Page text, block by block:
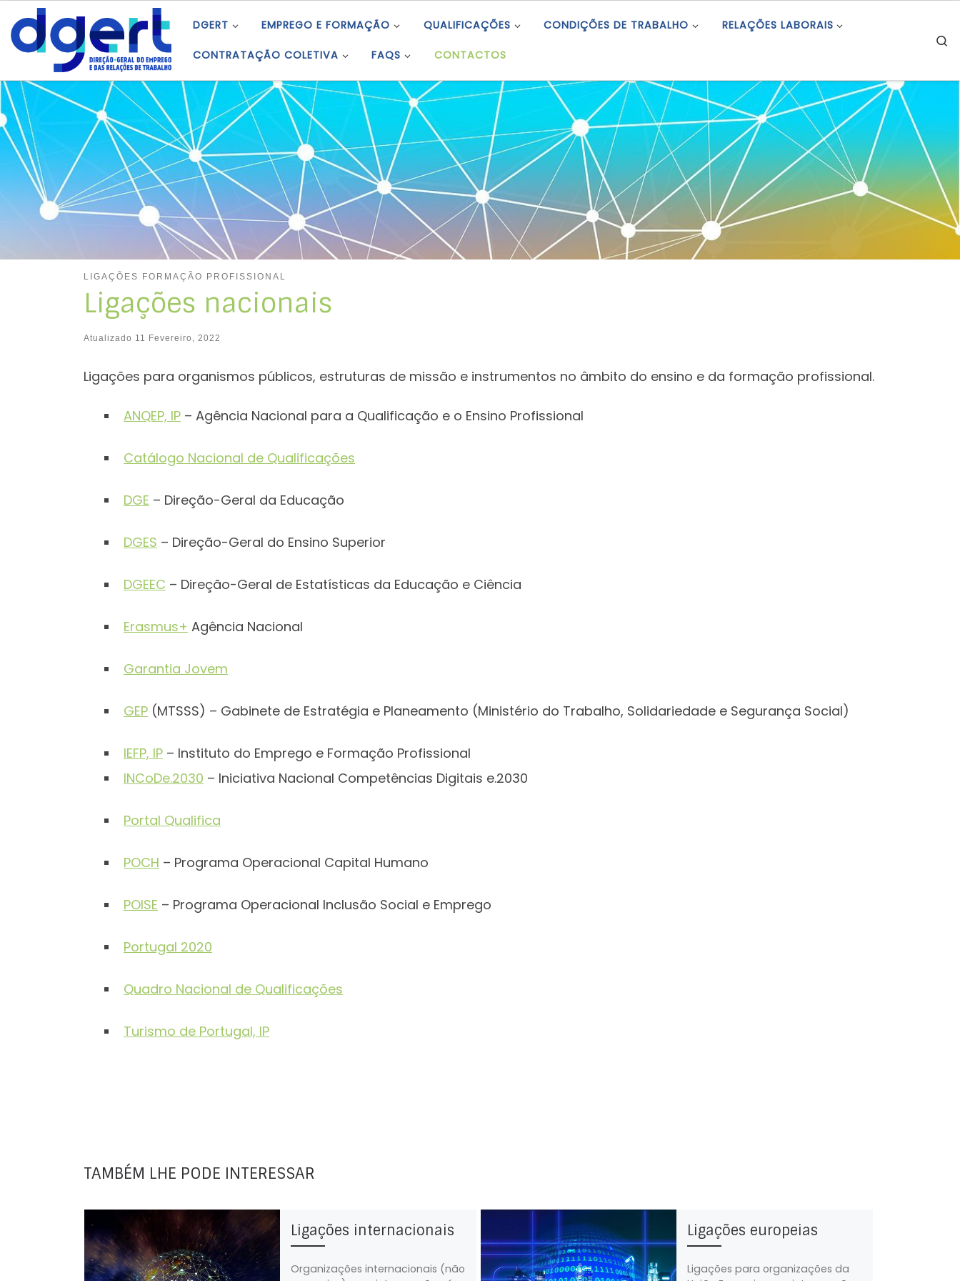
Skip to content DGERT EMPREGO E FORMAÇÃO QUALIFICAÇÕES CONDIÇÕES DE TRABALHO RELAÇÕES LABORAIS
CONTRATAÇÃO COLETIVA FAQS CONTACTOS
LIGAÇÕES FORMAÇÃO PROFISSIONAL
Ligações nacionais
Atualizado 11 Fevereiro, 2022
Ligações para organismos públicos, estruturas de missão e instrumentos no âmbito do ensino e da formação profissional.
ANQEP, IP – Agência Nacional para a Qualificação e o Ensino Profissional
Catálogo Nacional de Qualificações
DGE – Direção-Geral da Educação
DGES – Direção-Geral do Ensino Superior
DGEEC – Direção-Geral de Estatísticas da Educação e Ciência
Erasmus+ Agência Nacional
Garantia Jovem
GEP (MTSSS) – Gabinete de Estratégia e Planeamento (Ministério do Trabalho, Solidariedade e Segurança Social)
IEFP, IP – Instituto do Emprego e Formação Profissional
INCoDe.2030 – Iniciativa Nacional Competências Digitais e.2030
Portal Qualifica
POCH – Programa Operacional Capital Humano
POISE – Programa Operacional Inclusão Social e Emprego
Portugal 2020
Quadro Nacional de Qualificações
Turismo de Portugal, IP
TAMBÉM LHE PODE INTERESSAR
Ligações internacionais
Organizações internacionais (não
Ligações europeias
Ligações para organizações da